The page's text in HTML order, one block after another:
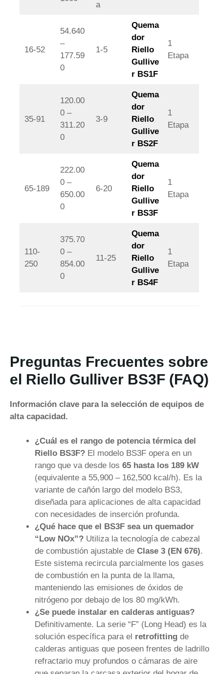
a
16-52
54.640
–
177.59
0
1-5
Quema
dor
Riello
Gullive
r BS1F
1
Etapa
35-91
120.00
0 –
311.20
0
3-9
Quema
dor
Riello
Gullive
r BS2F
1
Etapa
65-189
222.00
0 –
650.00
0
6-20
Quema
dor
Riello
Gullive
r BS3F
1
Etapa
110-
250
375.70
0 –
854.00
0
11-25
Quema
dor
Riello
Gullive
r BS4F
1
Etapa
Preguntas Frecuentes sobre
el Riello Gulliver BS3F (FAQ)
Información clave para la selección de equipos de
alta capacidad.
¿Cuál es el rango de potencia térmica del
Riello BS3F? El modelo BS3F opera en un
rango que va desde los 65 hasta los 189 kW
(equivalente a 55,900 – 162,500 kcal/h). Es la
variante de cañón largo del modelo BS3,
diseñada para aplicaciones de alta capacidad
con necesidades de inserción profunda.
¿Qué hace que el BS3F sea un quemador
“Low NOx”? Utiliza la tecnología de cabezal
de combustión ajustable de Clase 3 (EN 676).
Este sistema recircula parcialmente los gases
de combustión en la punta de la llama,
manteniendo las emisiones de óxidos de
nitrógeno por debajo de los 80 mg/kWh.
¿Se puede instalar en calderas antiguas?
Definitivamente. La serie “F” (Long Head) es la
solución específica para el retrofitting de
calderas antiguas que poseen frentes de ladrillo
refractario muy profundos o cámaras de aire